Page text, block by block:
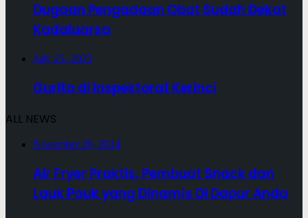
Dugaan Pengadaan Obat Sudah Dekat
Kadaluarsa
July 25, 2025
Gurita di Inspektorat Kerinci
ALL NEWS
November 29, 2024
Air Fryer Praktis, Pembuat Snack dan
Lauk Pauk yang Dinamis Di Dapur Anda